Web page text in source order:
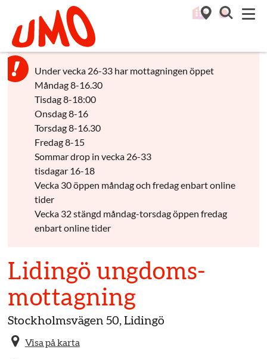
Till startsidan för Umo
Under vecka 26-33 har mottagningen öppet
Måndag 8-16.30
Tisdag 8-18:00
Onsdag 8-16
Torsdag 8-16.30
Fredag 8-15
Sommar drop in vecka 26-33
tisdagar 16-18
Vecka 30 öppen måndag och fredag enbart online
tider
Vecka 32 stängd måndag-torsdag öppen fredag
enbart online tider
Lidingö ungdoms­
mottagning
Stockholmsvägen 50, Lidingö
Visa på karta